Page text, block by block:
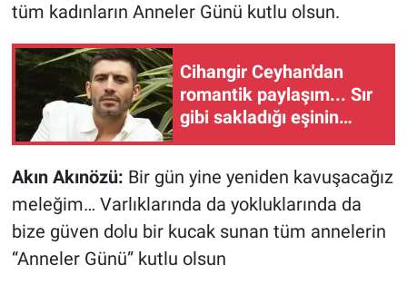
tüm kadınların Anneler Günü kutlu olsun.
Cihangir Ceyhan'dan
romantik paylaşım... Sır
gibi sakladığı eşinin
Akın Akınözü: Bir gün yine yeniden kavuşacağız
meleğim… Varlıklarında da yokluklarında da
bize güven dolu bir kucak sunan tüm annelerin
“Anneler Günü” kutlu olsun